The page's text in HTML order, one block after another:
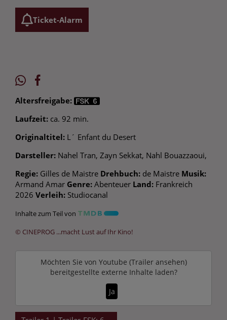
Ticket-Alarm
Altersfreigabe:
Laufzeit: ca. 92 min.
Originaltitel: L´ Enfant du Desert
Darsteller: Nahel Tran, Zayn Sekkat, Nahl Bouazzaoui,
Regie: Gilles de Maistre Drehbuch: de Maistre Musik:
Armand Amar Genre: Abenteuer Land: Frankreich
2026 Verleih: Studiocanal
Inhalte zum Teil von
© CINEPROG ...macht Lust auf Ihr Kino!
Möchten Sie von Youtube (Trailer ansehen)
bereitgestellte externe Inhalte laden?
Ja